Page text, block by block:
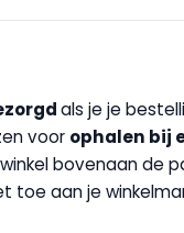
als je je
voor ophalen bij
bovenaan de
toe aan je